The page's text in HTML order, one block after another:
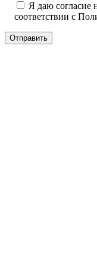
Я даю согласие
соответствии с